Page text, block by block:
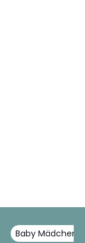
Baby Mädchen